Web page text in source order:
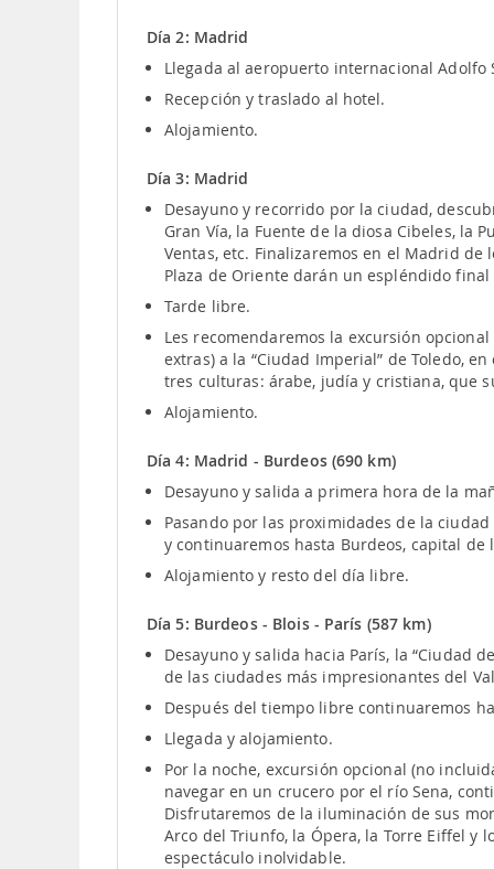
Día 2: Madrid
Llegada al aeropuerto internacional Adolfo
Recepción y traslado al hotel.
Alojamiento.
Día 3: Madrid
Desayuno y recorrido por la ciudad,
Gran Vía, la Fuente de la diosa Cibeles, la
Ventas, etc. Finalizaremos en el Madrid de
Plaza de Oriente darán un espléndido
Tarde libre.
Les recomendaremos la excursión
extras) a la “Ciudad Imperial” de Toledo,
tres culturas: árabe, judía y cristiana, que
Alojamiento.
Día 4: Madrid - Burdeos (690 km)
Desayuno y salida a primera hora de la
Pasando por las proximidades de la
y continuaremos hasta Burdeos, capital
Alojamiento y resto del día libre.
Día 5: Burdeos - Blois - París (587 km)
Desayuno y salida hacia París, la “Ciudad
de las ciudades más impresionantes del
Después del tiempo libre continuaremos
Llegada y alojamiento.
Por la noche, excursión opcional (no
navegar en un crucero por el río Sena,
Disfrutaremos de la iluminación de sus
Arco del Triunfo, la Ópera, la Torre Eiffel y
espectáculo inolvidable.